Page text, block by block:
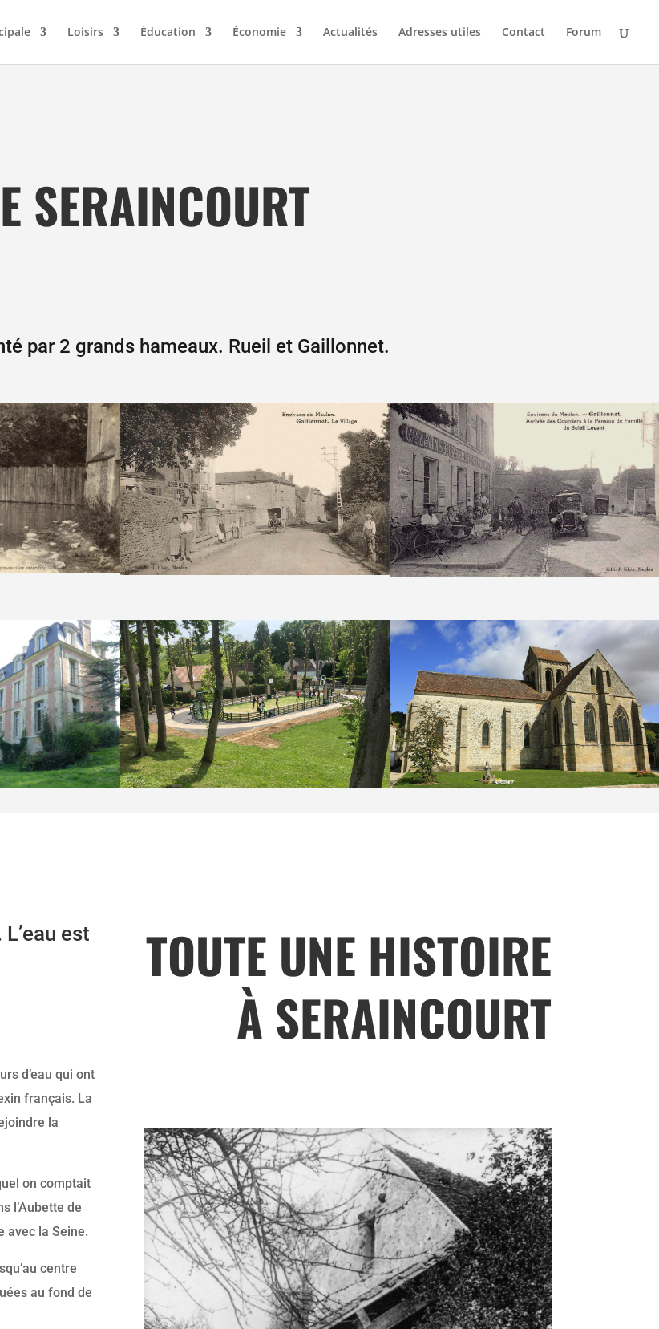
Loisirs Éducation Économie Actualités Adresses utiles Contact Forum
SERAINCOURT
par 2 grands hameaux. Rueil et Gaillonnet.
est
d’eau qui ont
français. La
la
on comptait
l’Aubette de
avec la Seine.
centre
au fond de
TOUTE UNE HISTOIRE
À SERAINCOURT